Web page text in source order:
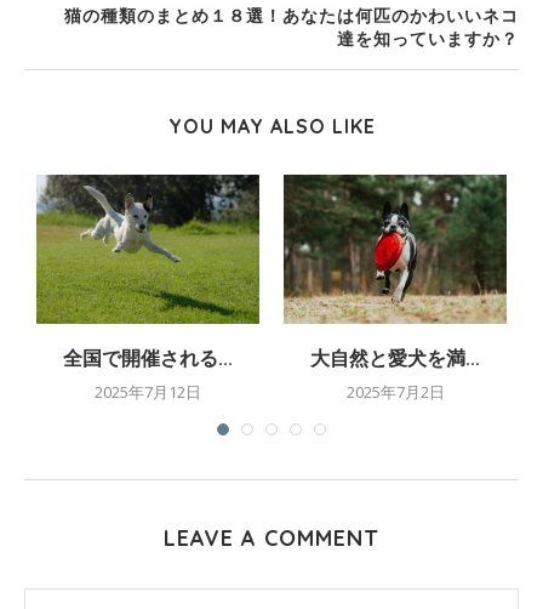
猫の種類のまとめ１８選！あなたは何匹のかわいいネコ
達を知っていますか？
YOU MAY ALSO LIKE
全国で開催される...
2025年7月12日
大自然と愛犬を満...
2025年7月2日
LEAVE A COMMENT